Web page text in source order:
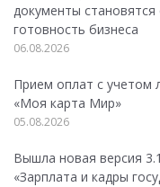
документы
готовность бизнеса
06.08.2026
Прием оплат с учетом
«Моя карта Мир»
05.08.2026
Вышла новая версия
«Зарплата и кадры